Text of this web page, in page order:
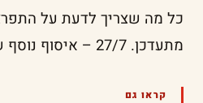
כל מה שצריך לדעת על
מתעדכן. 27/7 – איסוף נוסף של מוצרי שטראוס המיועדים להשמדה
קראו גם